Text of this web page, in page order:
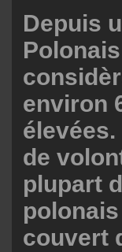
Depuis
environ
de
plupart
couvert